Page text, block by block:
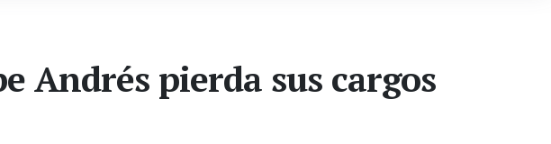
Andrés pierda sus cargos